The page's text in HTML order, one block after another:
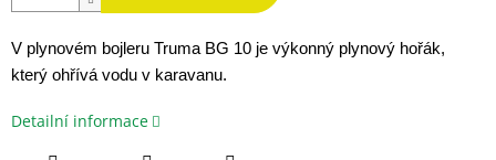
V plynovém bojleru Truma BG 10 je výkonný plynový hořák,
který ohřívá vodu v karavanu.
Detailní informace